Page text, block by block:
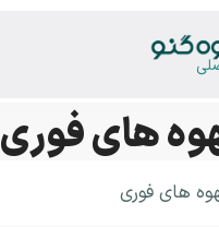
های فوری
های فوری